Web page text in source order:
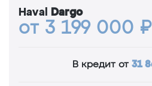
Haval Dargo
от 3 199 000 ₽
В кредит от 31